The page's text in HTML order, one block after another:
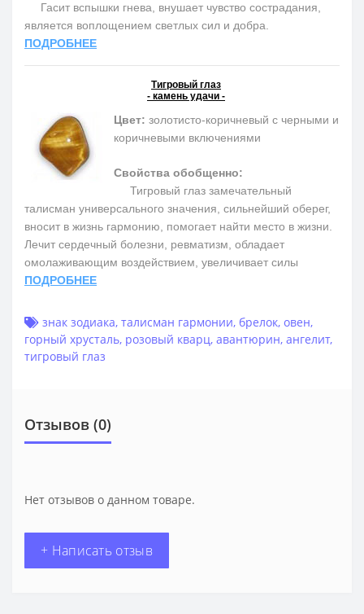
Гасит вспышки гнева, внушает чувство сострадания,
является воплощением светлых сил и добра
ПОДРОБНЕЕ
Тигровый глаз
- камень удачи -
Цвет: золотисто-коричневый с черными и
коричневыми включениями
Свойства обобщенно:
Тигровый глаз замечательный
талисман универсального значения, сильнейший оберег,
вносит в жизнь гармонию, помогает найти место в жизни.
Лечит сердечный болезни, ревматизм, обладает
омолаживающим воздействием, увеличивает силы
ПОДРОБНЕЕ
знак зодиака, талисман гармонии, брелок, овен,
горный хрусталь, розовый кварц, авантюрин, ангелит,
тигровый глаз
Отзывов (0)
Нет отзывов о данном товаре.
+ Написать отзыв